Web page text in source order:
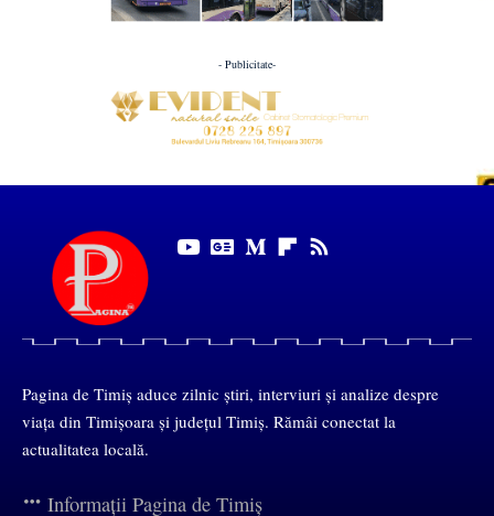
- Publicitate-
Pagina de Timiș aduce zilnic știri, interviuri și analize despre
viața din Timișoara și județul Timiș. Rămâi conectat la
actualitatea locală.
Informații Pagina de Timiș